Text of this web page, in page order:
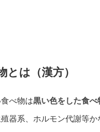
とは（漢方）
べ物は黒い色をした食べ
器系、ホルモン代謝等か